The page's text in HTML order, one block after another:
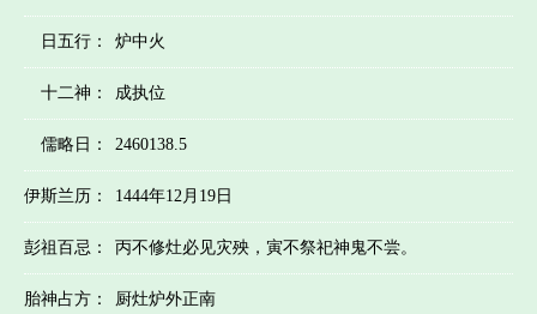
日五行： 炉中火
十二神： 成执位
儒略日： 2460138.5
伊斯兰历： 1444年12月19日
彭祖百忌： 丙不修灶必见灾殃，寅不祭祀神鬼不尝。
胎神占方： 厨灶炉外正南